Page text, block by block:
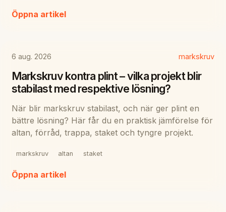
Öppna artikel
6 aug. 2026 markskruv
Markskruv kontra plint – vilka projekt blir
stabilast med respektive lösning?
När blir markskruv stabilast, och när ger plint en
bättre lösning? Här får du en praktisk jämförelse för
altan, förråd, trappa, staket och tyngre projekt.
markskruv altan staket
Öppna artikel